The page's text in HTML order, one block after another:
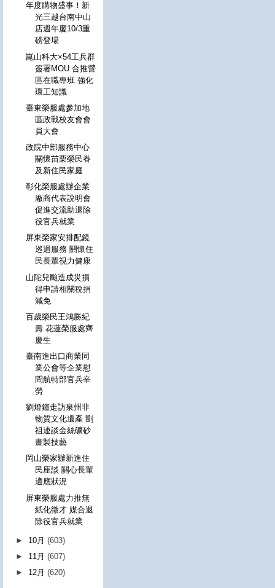
年度購物盛事！新
光三越台南中山
店週年慶10/3重
磅登場
崑山科大×54工兵群
簽署MOU 合推營
區在職專班 強化
環工知識
臺東榮服處參加地
區政戰校友會會
員大會
政院中部服務中心
關懷苗栗榮民眷
及新住民家庭
彰化榮服處辦企業
廠商代表說明會
促進交流助退除
役官兵就業
屏東榮家安排配鏡
巡迴服務 關懷住
民長輩視力健康
山陀兒颱造成災損
得申請相關稅捐
減免
百歲榮民王鴻勝紀
壽 花蓮榮服處齊
慶生
臺南進出口商業同
業公會等企業慰
問航特部官兵辛
勞
劉燈鐘走訪泉州非
物質文化遺產 劉
祖連談金絲礦砂
畫製技藝
岡山榮家辦新進住
民座談 關心長輩
適應狀況
屏東榮服處力推無
紙化徵才 媒合退
除役官兵就業
► 10月(603)
► 11月(607)
► 12月(620)